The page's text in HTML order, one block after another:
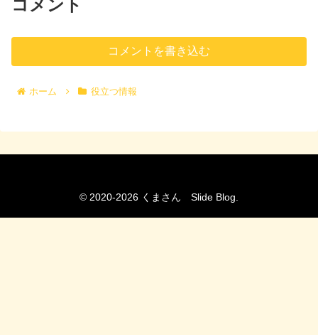
コメント
コメントを書き込む
ホーム 役立つ情報
© 2020-2026 くまさん Slide Blog.